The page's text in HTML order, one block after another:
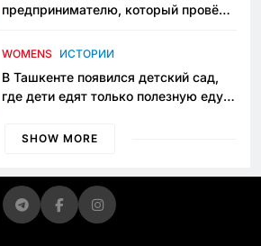
предпринимателю, который провёл
приговору
WOMENS ИСТОРИИ
В Ташкенте появился детский сад,
где дети едят только полезную еду.
просить «кашу без сахара»
SHOW MORE